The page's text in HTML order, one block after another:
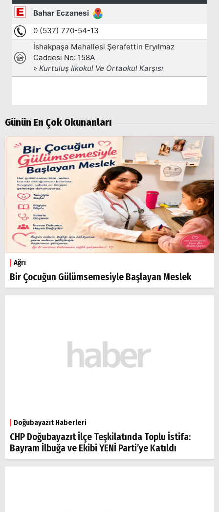
Günün En Çok Okunanları
Ağrı
Bir Çocuğun Gülümsemesiyle Başlayan Meslek
Doğubayazıt Haberleri
CHP Doğubayazıt İlçe Teşkilatında Toplu İstifa:
Bayram İlbuğa ve Ekibi YENİ Parti’ye Katıldı